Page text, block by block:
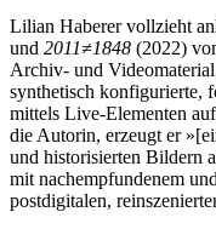
Lilian Haberer vollzieht
und 2011≠1848 (2022)
Archiv- und
synthetisch konfigurierte,
mittels Live-Elementen
die Autorin, erzeugt er
und historisierten Bildern
mit nachempfundenem
postdigitalen,